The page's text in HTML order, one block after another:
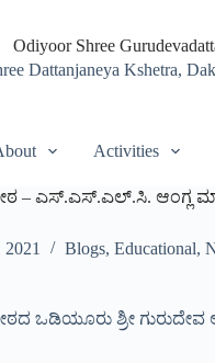
Odiyoor Shree
Dattanjaneya Kshetra,
Activities
– ಎಸ್.ಎಸ್.ಎಲ್.ಸಿ. ಆಂಗ್ಲ
Blogs, Educational,
ಒಡಿಯೂರು ಶ್ರೀ